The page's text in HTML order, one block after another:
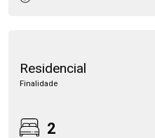
Residencial
Finalidade
2